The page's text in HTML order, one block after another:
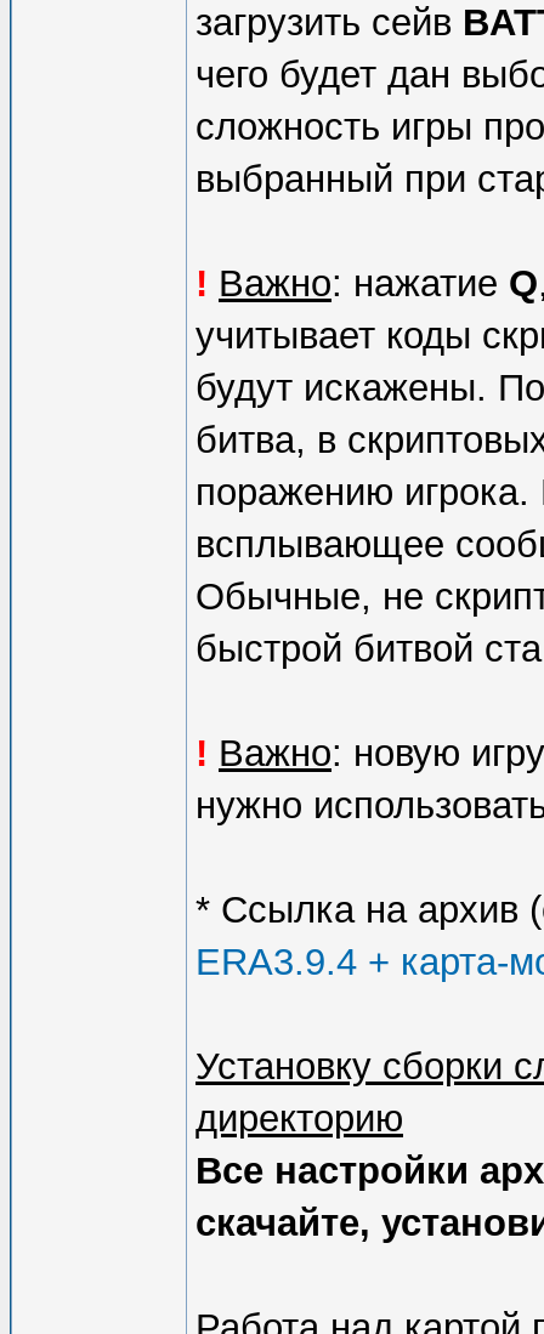
загрузить сейв
чего будет дан
сложность игры
выбранный при
! Важно: нажатие Q
учитывает коды
будут искажены.
битва, в
поражению игрока.
всплывающее
Обычные, не
быстрой битвой
! Важно: новую
нужно
* Ссылка на архив
ERA3.9.4 + карта-
Установку сборки
директорию
Все настройки
скачайте,